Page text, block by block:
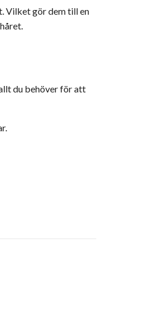
Vilket gör dem till en
du behöver för att